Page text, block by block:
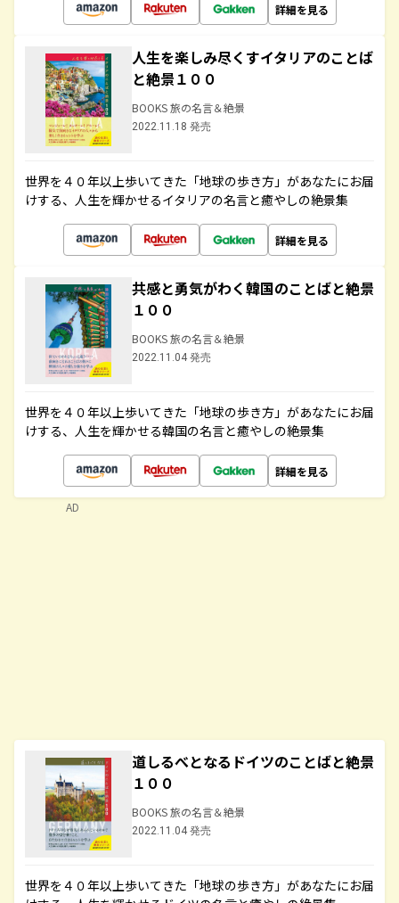
詳細を見る
人生を楽しみ尽くすイタリアのことば
と絶景１００
BOOKS 旅の名言＆絶景
2022.11.18 発売
世界を４０年以上歩いてきた「地球の歩き方」があなたにお届
けする、人生を輝かせるイタリアの名言と癒やしの絶景集
詳細を見る
共感と勇気がわく韓国のことばと絶景
１００
BOOKS 旅の名言＆絶景
2022.11.04 発売
世界を４０年以上歩いてきた「地球の歩き方」があなたにお届
けする、人生を輝かせる韓国の名言と癒やしの絶景集
詳細を見る
道しるべとなるドイツのことばと絶景
１００
BOOKS 旅の名言＆絶景
2022.11.04 発売
世界を４０年以上歩いてきた「地球の歩き方」があなたにお届
AD